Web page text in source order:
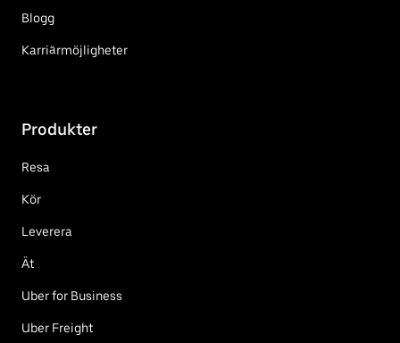
Blogg
Karriärmöjligheter
Produkter
Resa
Kör
Leverera
Ät
Uber for Business
Uber Freight